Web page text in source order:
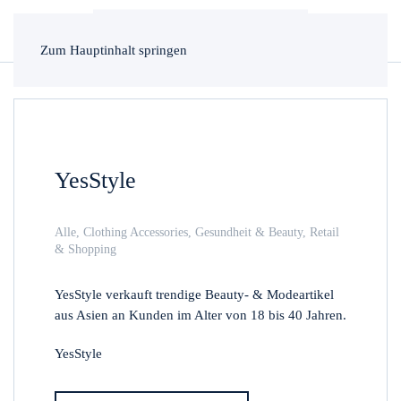
Zum Hauptinhalt springen
YesStyle
Alle, Clothing Accessories, Gesundheit & Beauty, Retail
& Shopping
YesStyle verkauft trendige Beauty- & Modeartikel
aus Asien an Kunden im Alter von 18 bis 40 Jahren.
YesStyle